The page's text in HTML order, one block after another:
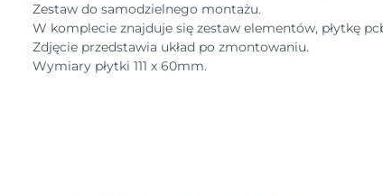
Zestaw do samodzielnego montażu.
W komplecie znajduje się zestaw elementów, płytkę
Zdjęcie przedstawia układ po zmontowaniu.
Wymiary płytki 111 x 60mm.